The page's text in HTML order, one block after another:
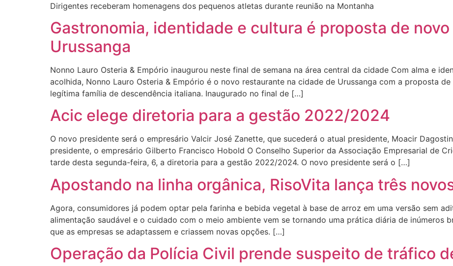
Dirigentes receberam homenagens dos pequenos atletas durante reunião na Montanha
Gastronomia, identidade e cultura é proposta de
Urussanga
Nonno Lauro Osteria & Empório inaugurou neste final de semana na área central da cidade Com alma e
acolhida, Nonno Lauro Osteria & Empório é o novo restaurante na cidade de Urussanga com a proposta
legítima família de descendência italiana. Inaugurado no final de […]
Acic elege diretoria para a gestão 2022/2024
O novo presidente será o empresário Valcir José Zanette, que sucederá o atual presidente, Moacir
presidente, o empresário Gilberto Francisco Hobold O Conselho Superior da Associação Empresarial de
tarde desta segunda-feira, 6, a diretoria para a gestão 2022/2024. O novo presidente será o […]
Apostando na linha orgânica, RisoVita lança três
Agora, consumidores já podem optar pela farinha e bebida vegetal à base de arroz em uma versão sem
alimentação saudável e o cuidado com o meio ambiente vem se tornando uma prática diária de inúmeros
que as empresas se adaptassem e criassem novas opções. […]
Operação da Polícia Civil prende suspeito de tráfico